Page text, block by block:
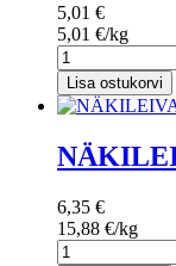
5,01 €
5,01 €/kg
Lisa ostukorvi
6,35 €
15,88 €/kg